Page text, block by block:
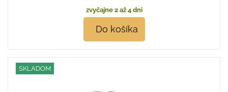
zvyčajne 2 až 4 dni
Do košíka
SKLADOM